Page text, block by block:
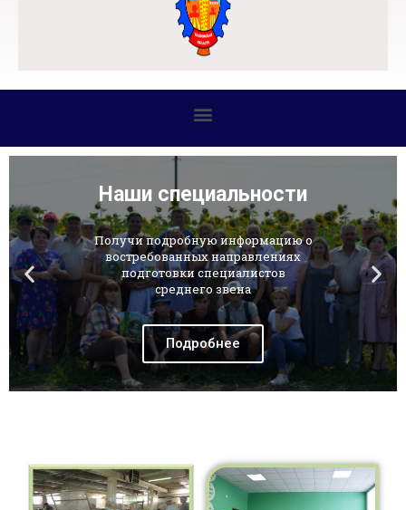
Наши специальности
Получи подробную информацию о
востребованных направлениях
подготовки специалистов
среднего звена
Подробнее